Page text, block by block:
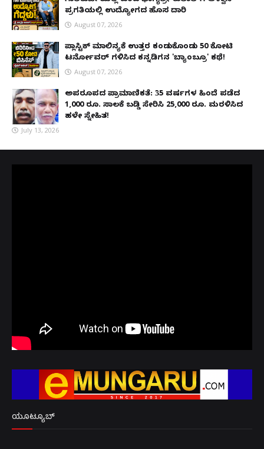
ಪ್ರಗತಿಯಲ್ಲಿ ಉದ್ಯೋಗದ ಹೊಸ ದಾರಿ
August 07, 2026
ಪ್ಲಾಸ್ಟಿಕ್ ಮಾಲಿನ್ಯಕ್ಕೆ ಉತ್ತರ ಕಂಡುಕೊಂಡು ₹50 ಕೋಟಿ
ಟರ್ನೋವರ್ ಗಳಿಸಿದ ಕನ್ನಡಿಗನ 'ಬ್ಯಾಂಬ್ರೂ' ಕಥೆ!
August 07, 2026
ಅಪರೂಪದ ಪ್ರಾಮಾಣಿಕತೆ: 35 ವರ್ಷಗಳ ಹಿಂದೆ ಪಡೆದ
1,000 ರೂ. ಸಾಲಕ್ಕೆ ಬಡ್ಡಿ ಸೇರಿಸಿ 25,000 ರೂ. ಮರಳಿಸಿದ
ಹಳೇ ಸ್ನೇಹಿತ!
July 13, 2026
ಯೂಟ್ಯೂಬ್